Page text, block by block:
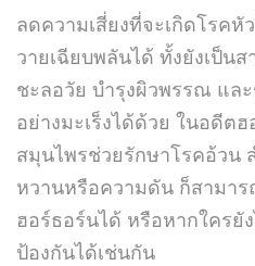
ลดความเสี่ยงที่จะเกิดโรคหั
วายเฉียบพลันได้ ทั้งยังเป็น
ชะลอวัย บำรุงผิวพรรณ แล
อย่างมะเร็งได้ด้วย ในอดีต
สมุนไพรช่วยรักษาโรคอ้วน
หวานหรือความดัน ก็สามา
ฮอร์ธอร์นได้ หรือหากใครยั
ป้องกันได้เช่นกัน